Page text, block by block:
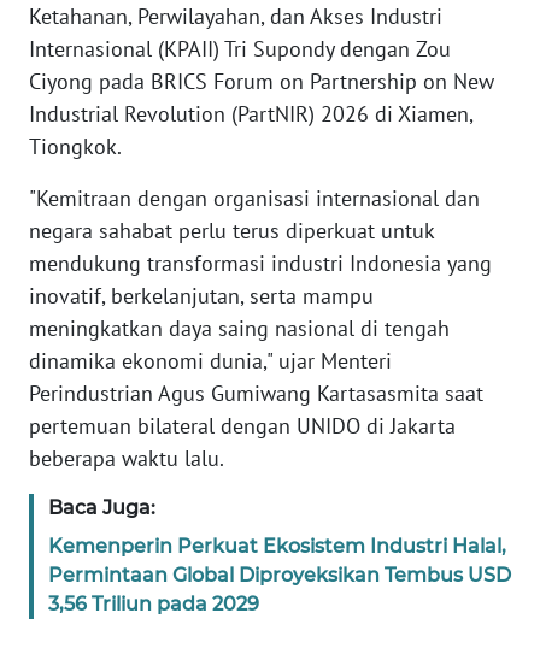
Ketahanan, Perwilayahan, dan Akses Industri
Internasional (KPAII) Tri Supondy dengan Zou
Ciyong pada BRICS Forum on Partnership on New
Industrial Revolution (PartNIR) 2026 di Xiamen,
Tiongkok.
"Kemitraan dengan organisasi internasional dan
negara sahabat perlu terus diperkuat untuk
mendukung transformasi industri Indonesia yang
inovatif, berkelanjutan, serta mampu
meningkatkan daya saing nasional di tengah
dinamika ekonomi dunia," ujar Menteri
Perindustrian Agus Gumiwang Kartasasmita saat
pertemuan bilateral dengan UNIDO di Jakarta
beberapa waktu lalu.
Baca Juga:
Kemenperin Perkuat Ekosistem Industri Halal,
Permintaan Global Diproyeksikan Tembus USD
3,56 Triliun pada 2029
WN
JAKARTA
WN
JABAR
WN
BANTEN
WN
NTT
WN
WN
PAPUA
WN
PAPUA
BARAT